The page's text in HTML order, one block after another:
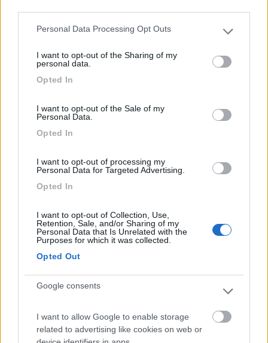
Please note that this website/app uses one or more Google
not limited to your visit or usage behaviour. You may click to
grant or deny consent to Google and its third-party tags to
use your data for below specified purposes in below Google
Personal Data Processing Opt Outs
I want to opt-out of the Sharing of my
personal data.
Opted In
I want to opt-out of the Sale of my
Personal Data.
Opted In
I want to opt-out of processing my
Personal Data for Targeted Advertising.
Opted In
I want to opt-out of Collection, Use,
Retention, Sale, and/or Sharing of my
Personal Data that Is Unrelated with the
Purposes for which it was collected.
Opted Out
Google consents
I want to allow Google to enable storage
related to advertising like cookies on web or
contratto Tre.
Tore99
11018
In risposta al messaggio di 18:02:58
Soprattutto se paghi il traffico telefonico. Mio figlio e mia moglie
hanno altri contratti di cui non ricordo i particolari.
ezio59
-
Se le Poste facessero le poste invece di perdere tempo (anche
20/30 min. a contratto) con i contratti telefonici, assicurativi,
vendita di gadget ecc. si eviterebbero un sacco di code
intemperie.